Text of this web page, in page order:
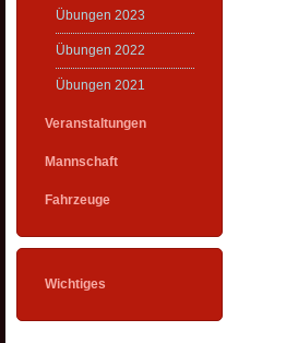
Übungen 2023
Übungen 2022
Übungen 2021
Veranstaltungen
Mannschaft
Fahrzeuge
Wichtiges